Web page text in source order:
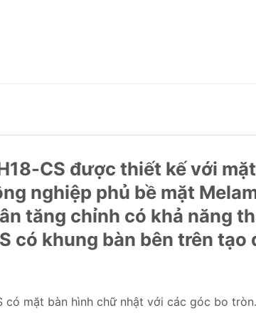
CS được thiết kế với
nghiệp phủ bề mặt
tăng chỉnh có khả năng
có khung bàn bên trên tạo
có mặt bàn hình chữ nhật với các góc bo tròn.